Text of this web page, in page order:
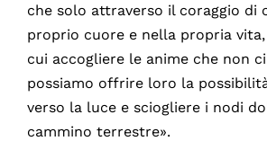
che solo attraverso il coraggio di
proprio cuore e nella propria
cui accogliere le anime che non
possiamo offrire loro la
verso la luce e sciogliere i nodi
cammino terrestre».